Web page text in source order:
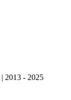
| 2013 - 2025